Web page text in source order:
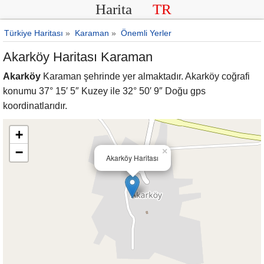
Harita TR
Türkiye Haritası » Karaman » Önemli Yerler
Akarköy Haritası Karaman
Akarköy Karaman şehrinde yer almaktadır. Akarköy coğrafi
konumu 37° 15′ 5″ Kuzey ile 32° 50′ 9″ Doğu gps
koordinatlarıdır.
Akarköy Haritası
×
+
−